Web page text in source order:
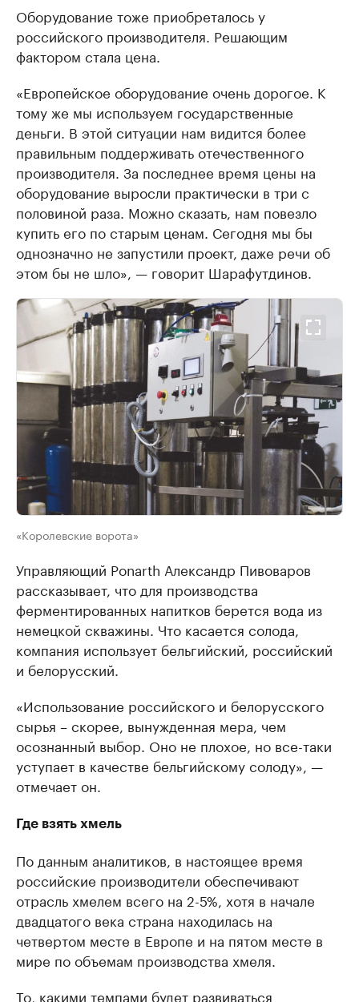
Оборудование тоже приобреталось у
российского производителя. Решающим
фактором стала цена.
«Европейское оборудование очень дорогое. К
тому же мы используем государственные
деньги. В этой ситуации нам видится более
правильным поддерживать отечественного
производителя. За последнее время цены на
оборудование выросли практически в три с
половиной раза. Можно сказать, нам повезло
купить его по старым ценам. Сегодня мы бы
однозначно не запустили проект, даже речи об
этом бы не шло», — говорит Шарафутдинов.
«Королевские ворота»
Управляющий Ponarth Александр Пивоваров
рассказывает, что для производства
ферментированных напитков берется вода из
немецкой скважины. Что касается солода,
компания использует бельгийский, российский
и белорусский.
«Использование российского и белорусского
сырья – скорее, вынужденная мера, чем
осознанный выбор. Оно не плохое, но все-таки
уступает в качестве бельгийскому солоду», —
отмечает он.
Где взять хмель
По данным аналитиков, в настоящее время
российские производители обеспечивают
отрасль хмелем всего на 2-5%, хотя в начале
двадцатого века страна находилась на
четвертом месте в Европе и на пятом месте в
мире по объемам производства хмеля.
То, какими темпами будет развиваться